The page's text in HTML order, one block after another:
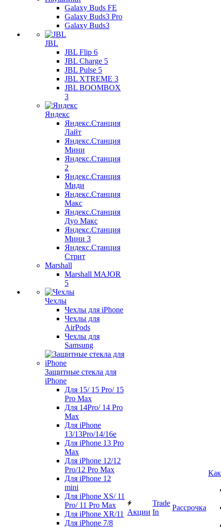
Galaxy Buds FE
Galaxy Buds3 Pro
Galaxy Buds3
JBL
JBL Flip 6
JBL Charge 5
JBL Pulse 5
JBL XTREME 3
JBL BOOMBOX
3
Яндекс
Яндекс.Станция
Лайт
Яндекс.Станция
Мини
Яндекс.Станция
2
Яндекс.Станция
Миди
Яндекс.Станция
Макс
Яндекс.Станция
Дуо Макс
Яндекс.Станция
Мини 3
Яндекс.Станция
Стрит
Marshall
Marshall MAJOR
5
Чехлы
Чехлы для iPhone
Чехлы для
AirPods
Чехлы для
Samsung
Защитные стекла для
iPhone
Для 15/ 15 Pro/ 15
Pro Max
Для 14Pro/ 14 Pro
Max
Для iPhone
13/13Pro/14/16e
Для iPhone 13 Pro
Max
Для iPhone 12/12
Pro/12 Pro Max
Для iPhone 12
mini
Для iPhone XS/ 11
Pro/ 11 Pro Max
Для iPhone XR/11
Для iPhone 7/8
Акции
Trade
In
Рассрочка